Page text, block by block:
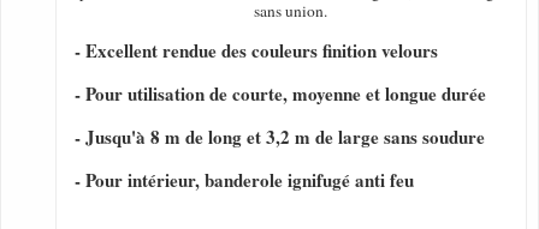
sans union.
- Excellent rendue des couleurs finition velours
- Pour utilisation de courte, moyenne et longue durée
- Jusqu'à 8 m de long et 3,2 m de large sans soudure
- Pour intérieur, banderole ignifugé anti feu